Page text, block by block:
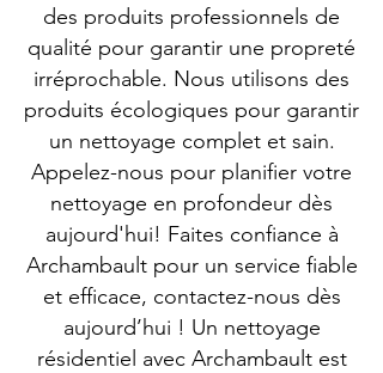
des produits professionnels de
qualité pour garantir une propreté
irréprochable. Nous utilisons des
produits écologiques pour garantir
un nettoyage complet et sain.
Appelez-nous pour planifier votre
nettoyage en profondeur dès
aujourd'hui! Faites confiance à
Archambault pour un service fiable
et efficace, contactez-nous dès
aujourd’hui ! Un nettoyage
résidentiel avec Archambault est